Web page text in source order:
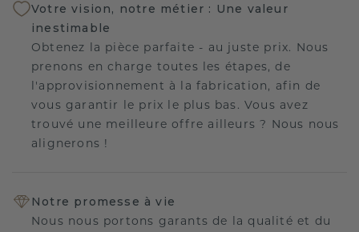
Votre vision, notre métier : Une valeur
inestimable
Obtenez la pièce parfaite - au juste prix. Nous
prenons en charge toutes les étapes, de
l'approvisionnement à la fabrication, afin de
vous garantir le prix le plus bas. Vous avez
trouvé une meilleure offre ailleurs ? Nous nous
alignerons !
Notre promesse à vie
Nous nous portons garants de la qualité et du